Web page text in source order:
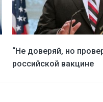
“Не доверяй, но
российской вакцине